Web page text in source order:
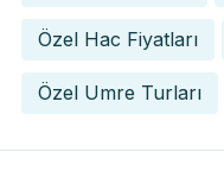
Özel Hac Fiyatları
Özel Umre Turları